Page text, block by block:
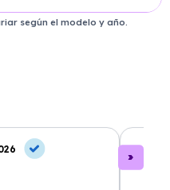
según el modelo y año.